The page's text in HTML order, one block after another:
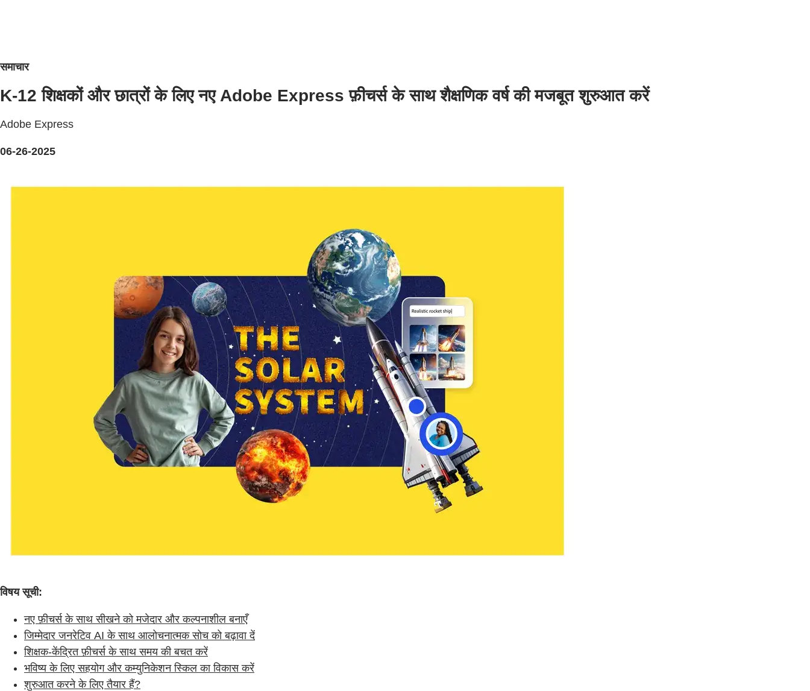
समाचार
K-12 शिक्षकों और छात्रों के लिए नए Adobe Express फ़ीचर्स के साथ शैक्षणिक वर्ष की मजबूत शुरुआत करें
Adobe Express
06-26-2025
विषय सूची:
नए फ़ीचर्स के साथ सीखने को मजेदार और कल्पनाशील बनाएँ
जिम्मेदार जनरेटिव AI के साथ आलोचनात्मक सोच को बढ़ावा दें
शिक्षक-केंद्रित फ़ीचर्स के साथ समय की बचत करें
भविष्य के लिए सहयोग और कम्युनिकेशन स्किल का विकास करें
शुरुआत करने के लिए तैयार हैं?